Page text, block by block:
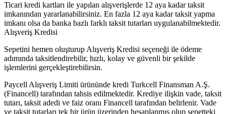
Ticari kredi kartları ile yapılan alışverişlerde 12 aya kadar taksit
imkanından yararlanabilirsiniz. En fazla 12 aya kadar taksit yapma
imkanı olsa da banka bazlı farklı taksit tutarları uygulanabilmektedir.
Alışveriş Kredisi
Sepetini hemen oluşturup Alışveriş Kredisi seçeneği ile ödeme
adımında taksitlendirebilir, hızlı, kolay ve güvenli bir şekilde
işlemlerini gerçekleştirebilirsin.
Paycell Alışveriş Limiti ürününde kredi Turkcell Finansman A.Ş.
(Financell) tarafından tahsis edilmektedir. Krediye ilişkin vade, taksit
tutarı, taksit adedi ve faiz oranı Financell tarafından belirlenir. Vade
ve taksit tutarları tek bir ürün üzerinden hesaplanmış olup sepetteki